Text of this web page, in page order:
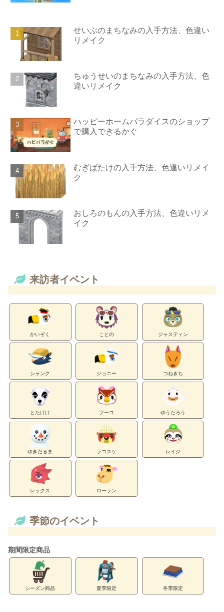
せいぶのまちなみの入手方法、色違い
リメイク
ちゅうせいのまちなみの入手方法、色
違いリメイク
ハッピーホームパラダイスのショップ
で購入できるかぐ
むぎばたけの入手方法、色違いリメイ
ク
おしろのもんの入手方法、色違いリメ
イク
来訪者イベント
かいぞく ことの ジャスティン
シャンク ジョニー つねきち
とたけけ フーコ ゆうたろう
ゆきだるま ラコスケ レイジ
レックス ローラン
季節のイベント
期間限定商品
シーズン商品 夏季限定 冬季限定